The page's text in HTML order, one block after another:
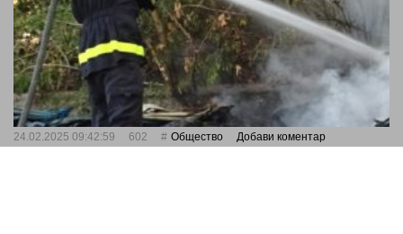
24.02.2025 09:42:59 602 Общество Добави коментар